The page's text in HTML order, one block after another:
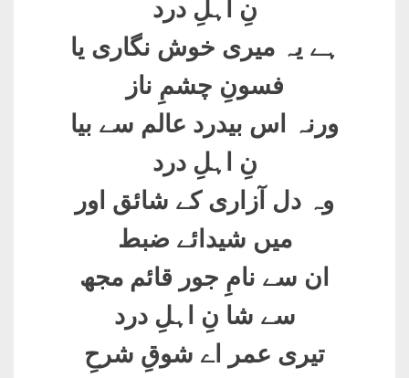
نِ اہلِ درد
ہے یہ میری خوش نگاری یا
فسونِ چشمِ ناز
ورنہ اس بیدرد عالم سے بیا
نِ اہلِ درد
وہ دل آزاری کے شائق اور
میں شیدائے ضبط
ان سے نامِ جور قائم مجھ
سے شا نِ اہلِ درد
تیری عمر اے شوقِ شرحِ